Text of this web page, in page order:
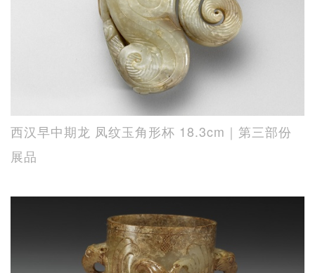
西汉早中期龙 凤纹玉角形杯 18.3cm｜第三部份
展品